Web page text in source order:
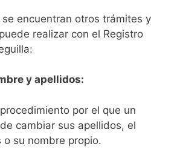
encuentran otros trámites y
realizar con el Registro
y apellidos:
por el que un
cambiar sus apellidos, el
su nombre propio.